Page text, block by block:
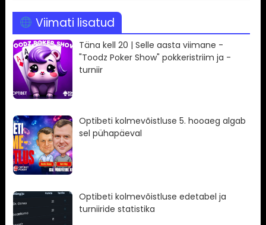
Viimati lisatud
Täna kell 20 | Selle aasta viimane -
"Toodz Poker Show" pokkeristriim ja -
turniir
Optibeti kolmevõistluse 5. hooaeg algab
sel pühapäeval
Optibeti kolmevõistluse edetabel ja
turniiride statistika